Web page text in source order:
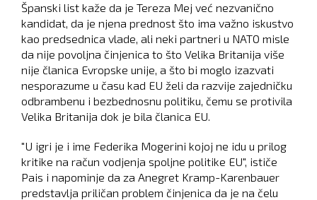
Španski list kaže da je Tereza Mej već nezvanično
kandidat, da je njena prednost što ima važno iskustvo
kao predsednica vlade, ali neki partneri u NATO misle
da nije povoljna činjenica to što Velika Britanija više
nije članica Evropske unije, a što bi moglo izazvati
nesporazume u času kad EU želi da razvije zajedničku
odbrambenu i bezbednosnu politiku, čemu se protivila
Velika Britanija dok je bila članica EU.
"U igri je i ime Federika Mogerini kojoj ne idu u prilog
kritike na račun vodjenja spoljne politike EU", ističe
Pais i napominje da za Anegret Kramp-Karenbauer
predstavlja priličan problem činjenica da je na čelu